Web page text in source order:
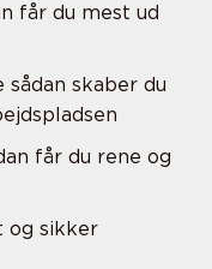
får du mest ud
skaber du
får du rene og
og sikker